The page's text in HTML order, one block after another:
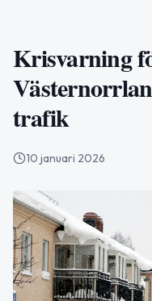
Krisvarning
trafik
10 januari 2026